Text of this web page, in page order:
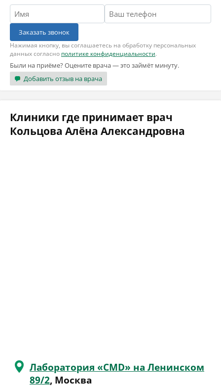
Заказать звонок
Нажимая кнопку, вы соглашаетесь на обработку персональных
данных согласно политике конфиденциальности.
Были на приёме? Оцените врача — это займёт минуту.
Добавить отзыв на врача
Клиники где принимает врач
Кольцова Алёна Александровна
Лаборатория «CMD» на Ленинском
89/2, Москва